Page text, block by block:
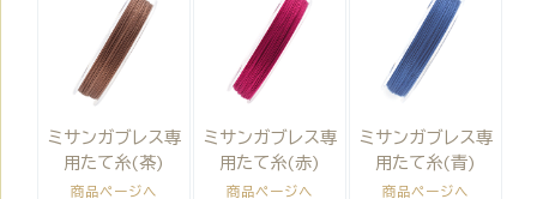
ミサンガブレス専
用たて糸(茶)
商品ページへ
ミサンガブレス専
用たて糸(赤)
商品ページへ
ミサンガブレス専
用たて糸(青)
商品ページへ